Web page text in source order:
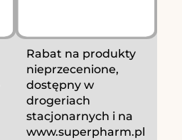
Rabat na produkty
nieprzecenione,
dostępny w
drogeriach
stacjonarnych i na
www.superpharm.pl